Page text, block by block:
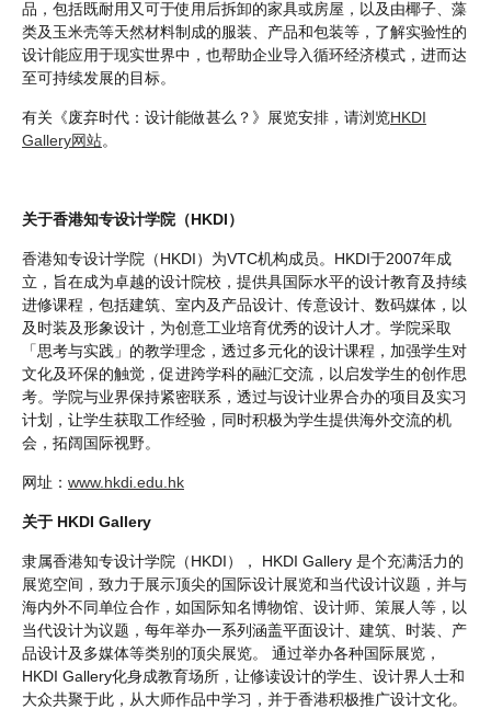
品，包括既耐用又可于使用后拆卸的家具或房屋，以及由椰子、藻
类及玉米壳等天然材料制成的服装、产品和包装等，了解实验性的
设计能应用于现实世界中，也帮助企业导入循环经济模式，进而达
至可持续发展的目标。
有关《废弃时代：设计能做甚么？》展览安排，请浏览HKDI
Gallery网站。
关于香港知专设计学院（HKDI）
香港知专设计学院（HKDI）为VTC机构成员。HKDI于2007年成
立，旨在成为卓越的设计院校，提供具国际水平的设计教育及持续
进修课程，包括建筑、室内及产品设计、传意设计、数码媒体，以
及时装及形象设计，为创意工业培育优秀的设计人才。学院采取
「思考与实践」的教学理念，透过多元化的设计课程，加强学生对
文化及环保的触觉，促进跨学科的融汇交流，以启发学生的创作思
考。学院与业界保持紧密联系，透过与设计业界合办的项目及实习
计划，让学生获取工作经验，同时积极为学生提供海外交流的机
会，拓阔国际视野。
网址： www.hkdi.edu.hk
关于 HKDI Gallery
隶属香港知专设计学院（HKDI）， HKDI Gallery 是个充满活力的
展览空间，致力于展示顶尖的国际设计展览和当代设计议题，并与
海内外不同单位合作，如国际知名博物馆、设计师、策展人等，以
当代设计为议题，每年举办一系列涵盖平面设计、建筑、时装、产
品设计及多媒体等类别的顶尖展览。 通过举办各种国际展览，
HKDI Gallery化身成教育场所，让修读设计的学生、设计界人士和
大众共聚于此，从大师作品中学习，并于香港积极推广设计文化。